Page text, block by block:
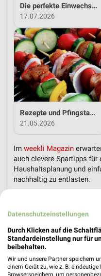
Die perfekte Einwechslung: Dein Fan-Bonus!*
17.07.2026
Rezepte und Pfingstangebote bei REWE!
21.05.2026
Im weekli Magazin
auch clevere Spartipps für
Haushaltsplanung und
nachhaltig zu entlasten.
weekli -
Alle REWE Angebote
Datenschutzeinstellungen
Durch Klicken auf die
Standardeinstellung nur für
beibehalten.
Wir und unsere Partner speichern
einem Gerät zu, wie z. B.
Browserspeichern, um